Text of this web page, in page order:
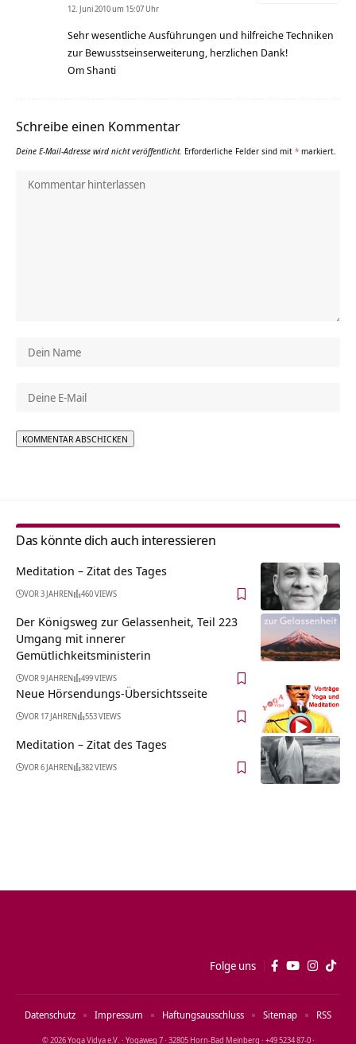
12. Juni 2010 um 15:07 Uhr
Sehr wesentliche Ausführungen und hilfreiche Techniken
zur Bewusstseinserweiterung, herzlichen Dank!
Om Shanti
Schreibe einen Kommentar
Deine E-Mail-Adresse wird nicht veröffentlicht. Erforderliche Felder sind mit * markiert.
Das könnte dich auch interessieren
Meditation – Zitat des Tages
VOR 3 JAHREN 460 VIEWS
Der Königsweg zur Gelassenheit, Teil 223
Umgang mit innerer
Gemütlichkeitsministerin
VOR 9 JAHREN 499 VIEWS
Neue Hörsendungs-Übersichtsseite
VOR 17 JAHREN 553 VIEWS
Meditation – Zitat des Tages
VOR 6 JAHREN 382 VIEWS
Folge uns
© 2026 Yoga Vidya e.V. · Yogaweg 7 · 32805 Horn‑Bad Meinberg · +49 5234 87‑0 ·
Datenschutz Impressum Haftungsausschluss Sitemap RSS